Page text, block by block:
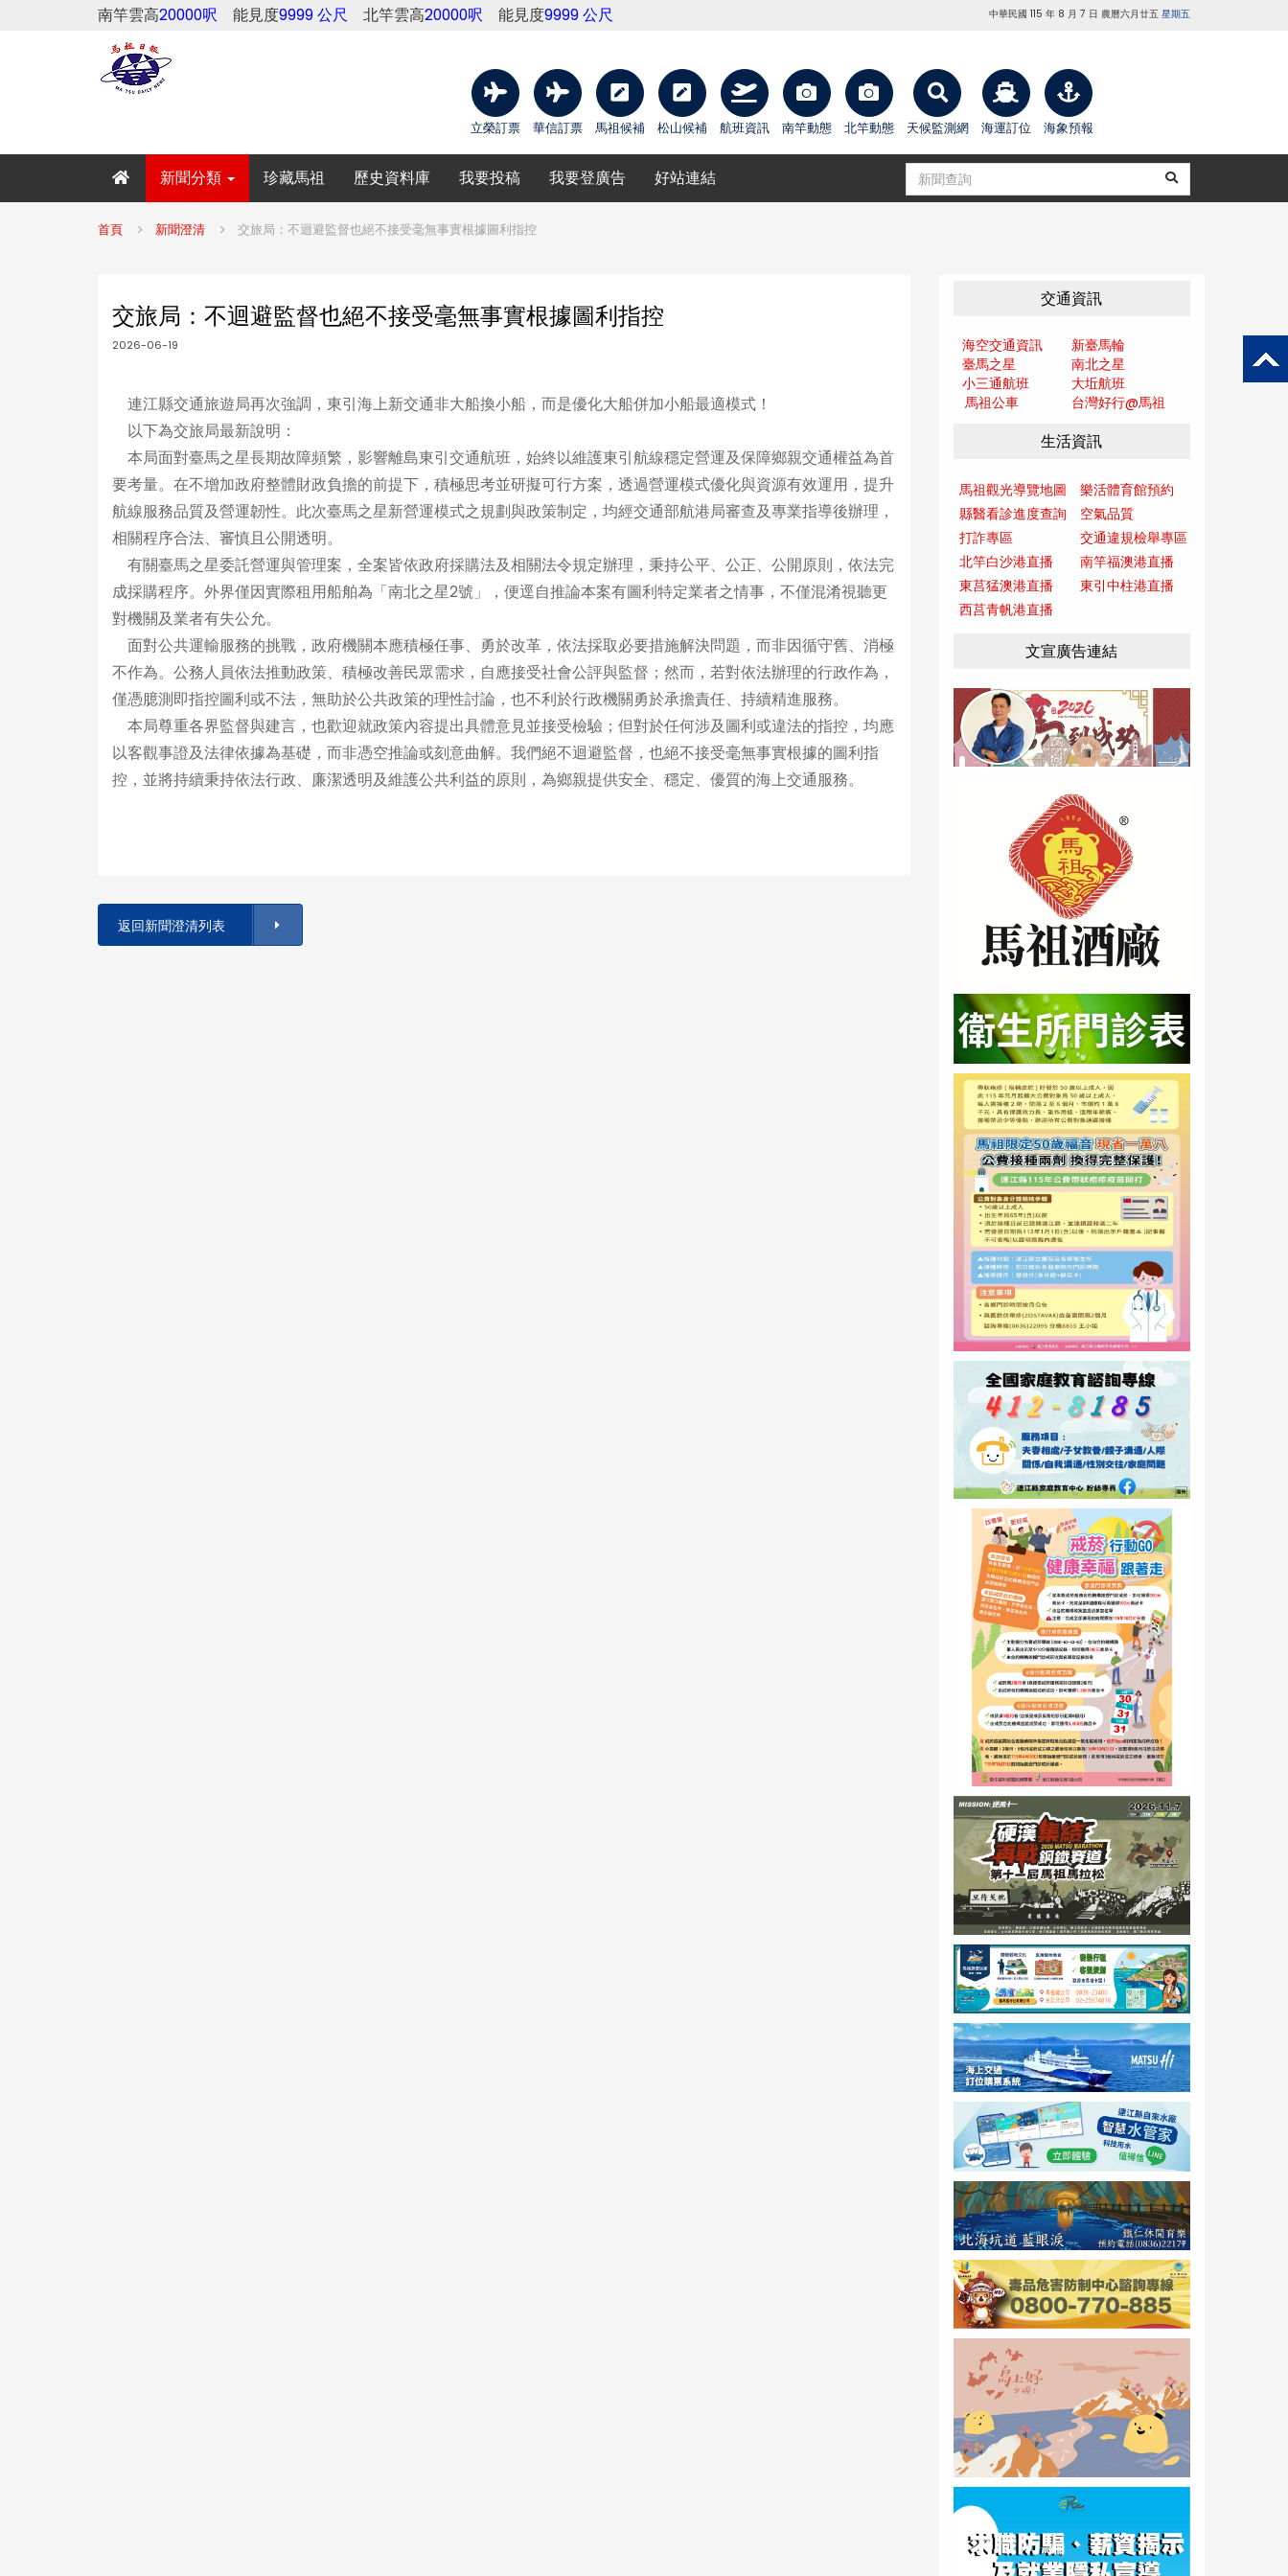
南竿雲高20000呎 能見度9999 公尺 北竿雲高20000呎 能見度9999 公尺 中華民國 115 年 8 月 7 日 農曆六月廿五 星期五
立榮訂票 華信訂票 馬祖候補 松山候補 航班資訊 南竿動態 北竿動態 天候監測網 海運訂位 海象預報
新聞分類 珍藏馬祖 歷史資料庫 我要投稿 我要登廣告 好站連結
首頁 新聞澄清 交旅局：不迴避監督也絕不接受毫無事實根據圖利指控
交旅局：不迴避監督也絕不接受毫無事實根據圖利指控
2026-06-19
連江縣交通旅遊局再次強調，東引海上新交通非大船換小船，而是優化大船併加小船最適模式！
以下為交旅局最新說明：
本局面對臺馬之星長期故障頻繁，影響離島東引交通航班，始終以維護東引航線穩定營運及保障鄉親交通權益為首
要考量。在不增加政府整體財政負擔的前提下，積極思考並研擬可行方案，透過營運模式優化與資源有效運用，提升
航線服務品質及營運韌性。此次臺馬之星新營運模式之規劃與政策制定，均經交通部航港局審查及專業指導後辦理，
相關程序合法、審慎且公開透明。
有關臺馬之星委託營運與管理案，全案皆依政府採購法及相關法令規定辦理，秉持公平、公正、公開原則，依法完
成採購程序。外界僅因實際租用船舶為「南北之星2號」，便逕自推論本案有圖利特定業者之情事，不僅混淆視聽更
對機關及業者有失公允。
面對公共運輸服務的挑戰，政府機關本應積極任事、勇於改革，依法採取必要措施解決問題，而非因循守舊、消極
不作為。公務人員依法推動政策、積極改善民眾需求，自應接受社會公評與監督；然而，若對依法辦理的行政作為，
僅憑臆測即指控圖利或不法，無助於公共政策的理性討論，也不利於行政機關勇於承擔責任、持續精進服務。
本局尊重各界監督與建言，也歡迎就政策內容提出具體意見並接受檢驗；但對於任何涉及圖利或違法的指控，均應
以客觀事證及法律依據為基礎，而非憑空推論或刻意曲解。我們絕不迴避監督，也絕不接受毫無事實根據的圖利指
控，並將持續秉持依法行政、廉潔透明及維護公共利益的原則，為鄉親提供安全、穩定、優質的海上交通服務。
返回新聞澄清列表
交通資訊
海空交通資訊
新臺馬輪
臺馬之星
南北之星
小三通航班
大坵航班
馬祖公車
台灣好行@馬祖
生活資訊
馬祖觀光導覽地圖
樂活體育館預約
縣醫看診進度查詢
空氣品質
打詐專區
交通違規檢舉專區
北竿白沙港直播
南竿福澳港直播
東莒猛澳港直播
東引中柱港直播
西莒青帆港直播
文宣廣告連結